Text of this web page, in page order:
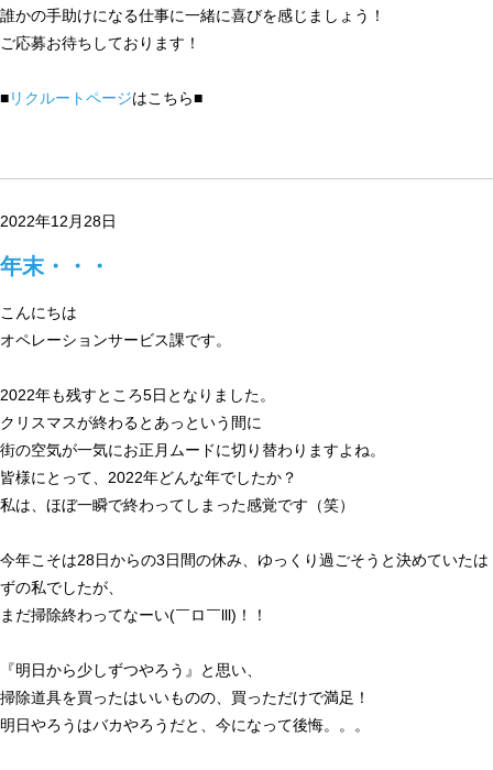
誰かの手助けになる仕事に一緒に喜びを感じましょう！
ご応募お待ちしております！
■リクルートページはこちら■
2022年12月28日
年末・・・
こんにちは
オペレーションサービス課です。
2022年も残すところ5日となりました。
クリスマスが終わるとあっという間に
街の空気が一気にお正月ムードに切り替わりますよね。
皆様にとって、2022年どんな年でしたか？
私は、ほぼ一瞬で終わってしまった感覚です（笑）
今年こそは28日からの3日間の休み、ゆっくり過ごそうと決めていたは
ずの私でしたが、
まだ掃除終わってなーい(￣ロ￣lll)！！
『明日から少しずつやろう』と思い、
掃除道具を買ったはいいものの、買っただけで満足！
明日やろうはバカやろうだと、今になって後悔。。。